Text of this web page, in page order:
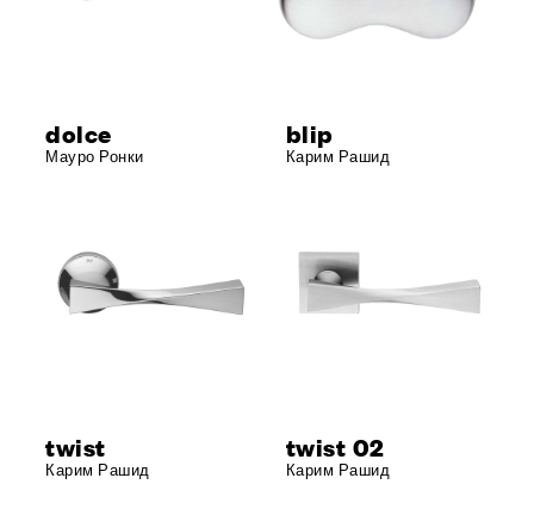
dolce
Мауро Ронки
blip
Карим Рашид
twist
Карим Рашид
twist 02
Карим Рашид